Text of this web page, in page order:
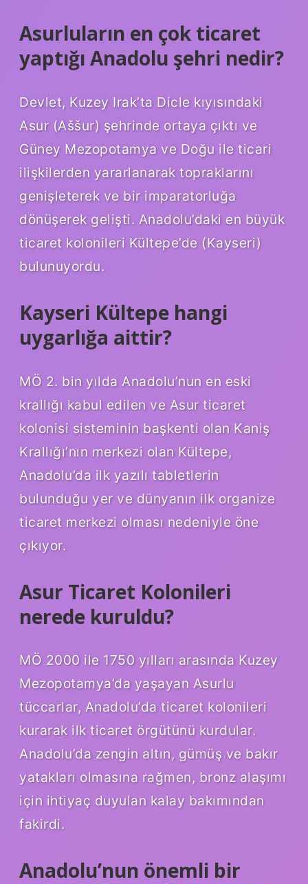
Asurluların en çok ticaret
yaptığı Anadolu şehri nedir?
Devlet, Kuzey Irak’ta Dicle kıyısındaki
Asur (Aššur) şehrinde ortaya çıktı ve
Güney Mezopotamya ve Doğu ile ticari
ilişkilerden yararlanarak topraklarını
genişleterek ve bir imparatorluğa
dönüşerek gelişti. Anadolu’daki en büyük
ticaret kolonileri Kültepe’de (Kayseri)
bulunuyordu.
Kayseri Kültepe hangi
uygarlığa aittir?
MÖ 2. bin yılda Anadolu’nun en eski
krallığı kabul edilen ve Asur ticaret
kolonisi sisteminin başkenti olan Kaniş
Krallığı’nın merkezi olan Kültepe,
Anadolu’da ilk yazılı tabletlerin
bulunduğu yer ve dünyanın ilk organize
ticaret merkezi olması nedeniyle öne
çıkıyor.
Asur Ticaret Kolonileri
nerede kuruldu?
MÖ 2000 ile 1750 yılları arasında Kuzey
Mezopotamya’da yaşayan Asurlu
tüccarlar, Anadolu’da ticaret kolonileri
kurarak ilk ticaret örgütünü kurdular.
Anadolu’da zengin altın, gümüş ve bakır
yatakları olmasına rağmen, bronz alaşımı
için ihtiyaç duyulan kalay bakımından
fakirdi.
Anadolu’nun önemli bir